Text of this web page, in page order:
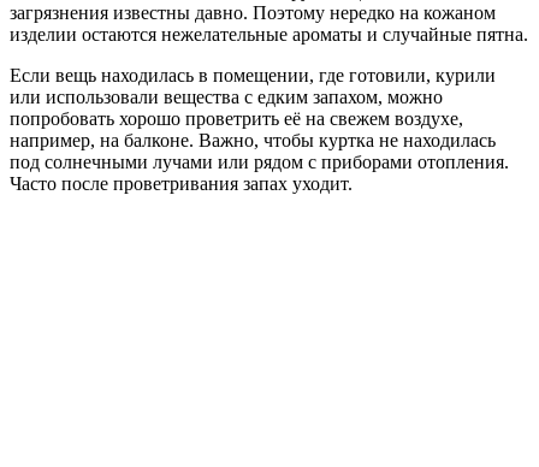
загрязнения известны давно. Поэтому нередко на кожаном
изделии остаются нежелательные ароматы и случайные пятна.
Если вещь находилась в помещении, где готовили, курили
или использовали вещества с едким запахом, можно
попробовать хорошо проветрить её на свежем воздухе,
например, на балконе. Важно, чтобы куртка не находилась
под солнечными лучами или рядом с приборами отопления.
Часто после проветривания запах уходит.